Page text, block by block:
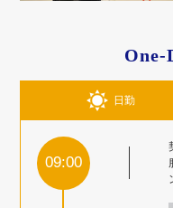
One-
日勤
09:00